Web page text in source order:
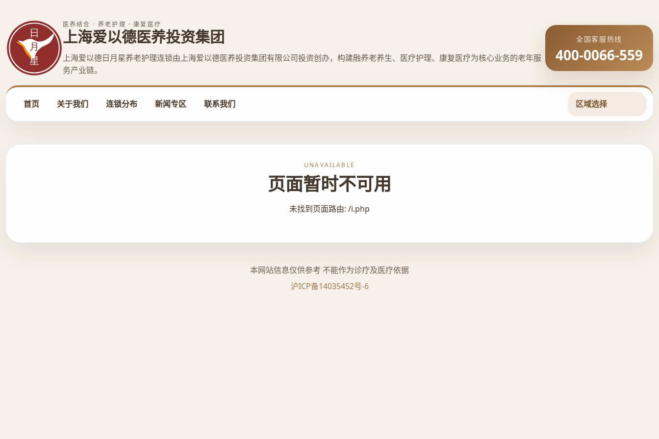
医养结合 · 养老护理 · 康复医疗
上海爱以德医养投资集团
上海爱以德日月星养老护理连锁由上海爱以德医养投资集团有限公司投资创办，构建融养老养生、医疗护理、康复医疗为核心业务的老年服
务产业链。
全国客服热线
400-0066-559
首页 关于我们 连锁分布 新闻专区 联系我们 区域选择
UNAVAILABLE
页面暂时不可用
未找到页面路由: /i.php
本网站信息仅供参考 不能作为诊疗及医疗依据
沪ICP备14035452号-6